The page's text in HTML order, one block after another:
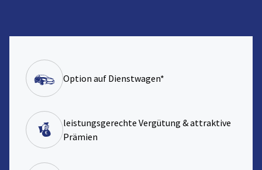
Option auf Dienstwagen*
leistungsgerechte Vergütung & attraktive
Prämien